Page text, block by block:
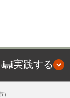
実践する